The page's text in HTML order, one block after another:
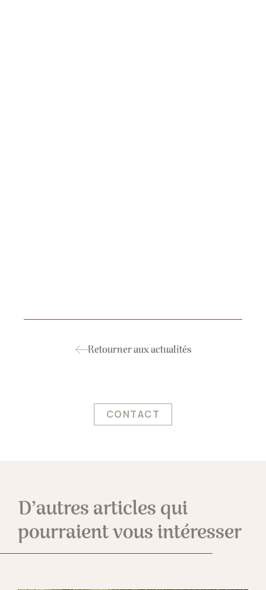
Retourner aux actualités
CONTACT
D’autres articles qui
pourraient vous intéresser